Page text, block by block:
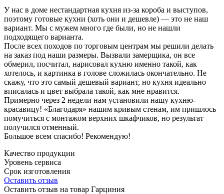
У нас в доме нестандартная кухня из-за короба и выступов,
поэтому готовые кухни (хоть они и дешевле) — это не наш
вариант. Мы с мужем много где были, но не нашли
подходящего варианта.
После всех походов по торговым центрам мы решили делать
на заказ под наши размеры. Вызвали замерщика, он все
обмерил, посчитал, нарисовал кухню именно такой, как
хотелось, и картинка в голове сложилась окончательно. Не
скажу, что это самый дешевый вариант, но кухня идеально
вписалась и цвет выбрала такой, как мне нравится.
Примерно через 2 недели нам установили нашу кухню-
красавицу! «Благодаря» нашим кривым стенам, им пришлось
помучиться с монтажом верхних шкафчиков, но результат
получился отменный.
Большое всем спасибо! Рекомендую!
Качество продукции
Уровень сервиса
Срок изготовления
Оставить отзыв
Оставить отзыв на товар Гарциния